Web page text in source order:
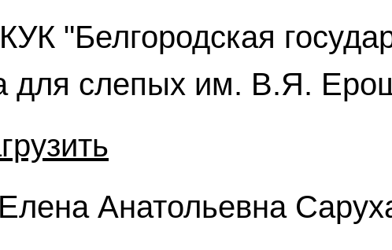
"Белгородская
для слепых им. В.Я.
Анатольевна